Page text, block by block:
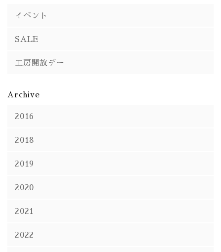
イベント
SALE
工房開放デー
Archive
2016
2018
2019
2020
2021
2022